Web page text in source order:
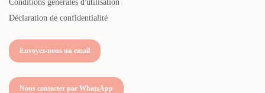
Conditions générales d'utilisation
Déclaration de confidentialité
Envoyez-nous un email
Nous contacter par WhatsApp